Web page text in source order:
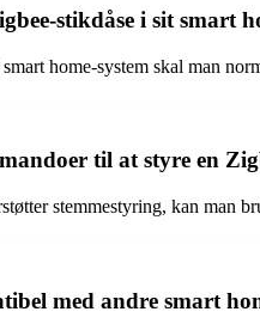
stikdåse i sit smart
home-system skal man
til at styre en
stemmestyring, kan
med andre smart